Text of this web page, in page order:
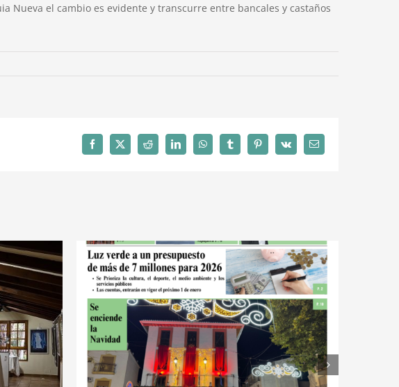
Nueva el cambio es evidente y transcurre entre bancales y castaños
Facebook
X Reddit LinkedInWhatsAppTumblrPinterest
Vk
Correo
electrónico